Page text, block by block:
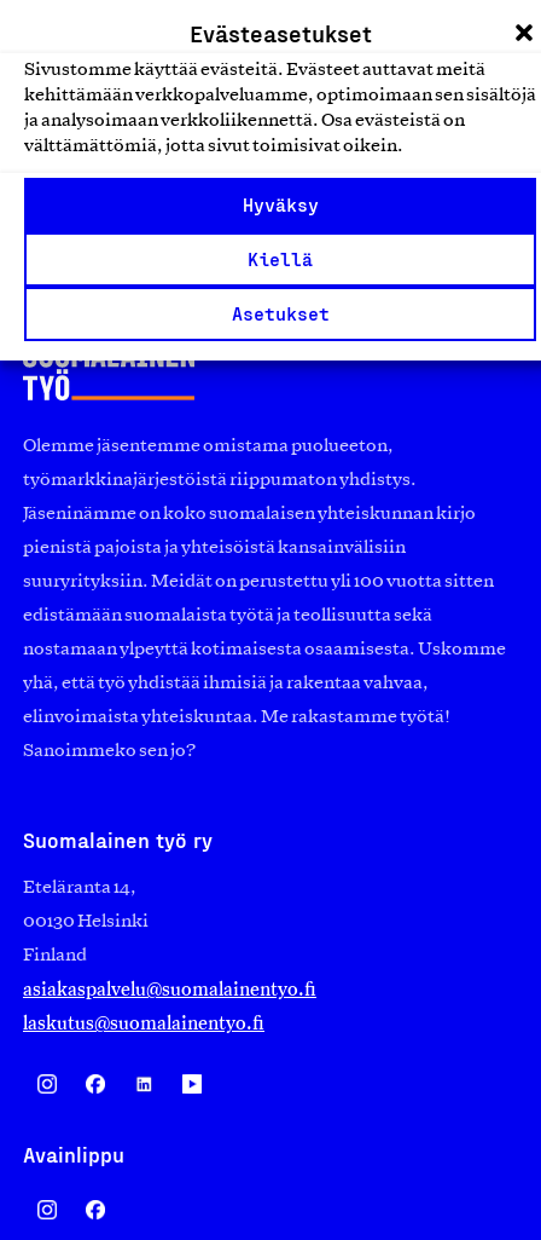
Evästeasetukset
Sivustomme käyttää evästeitä. Evästeet auttavat meitä
kehittämään verkkopalveluamme, optimoimaan sen sisältöjä
ja analysoimaan verkkoliikennettä. Osa evästeistä on
välttämättömiä, jotta sivut toimisivat oikein.
Hyväksy
Kiellä
Asetukset
Keittiöt ja kodin kiintokalusteet
Locus-Keittiöt
Locus-Keittiöt Oy, Tuote
Keittiöt ja kodin kiintokalusteet
Olemme jäsentemme omistama puolueeton,
työmarkkinajärjestöistä riippumaton yhdistys.
Jäseninämme on koko suomalaisen yhteiskunnan kirjo
pienistä pajoista ja yhteisöistä kansainvälisiin
suuryrityksiin. Meidät on perustettu yli 100 vuotta sitten
edistämään suomalaista työtä ja teollisuutta sekä
nostamaan ylpeyttä kotimaisesta osaamisesta. Uskomme
yhä, että työ yhdistää ihmisiä ja rakentaa vahvaa,
elinvoimaista yhteiskuntaa. Me rakastamme työtä!
Sanoimmeko sen jo?
Suomalainen työ ry
Eteläranta 14,
00130 Helsinki
Finland
asiakaspalvelu@suomalainentyo.fi
laskutus@suomalainentyo.fi
Avainlippu